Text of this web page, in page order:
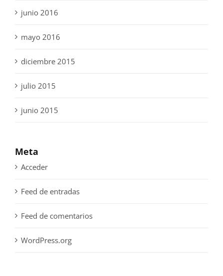
junio 2016
mayo 2016
diciembre 2015
julio 2015
junio 2015
Meta
Acceder
Feed de entradas
Feed de comentarios
WordPress.org